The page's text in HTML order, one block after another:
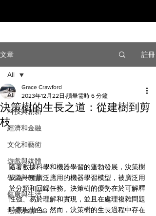
文章 註冊
All
科技與創新
經濟和金融
文化和藝術
遊戲與媒體
學習與教育
健康與生活
社會永續ESG
All
決策樹的生長之道：從建樹到剪
枝
Grace Crawford
2023年12月22日 讀畢需時 6 分鐘
隨著數據科學和機器學習的蓬勃發展，決策樹
成為一種廣泛應用的機器學習模型，被廣泛用
於分類和回歸任務。決策樹的優勢在於可解釋
性強、易於理解和實現，並且在處理複雜問題
時表現出色。然而，決策樹的生長過程中存在